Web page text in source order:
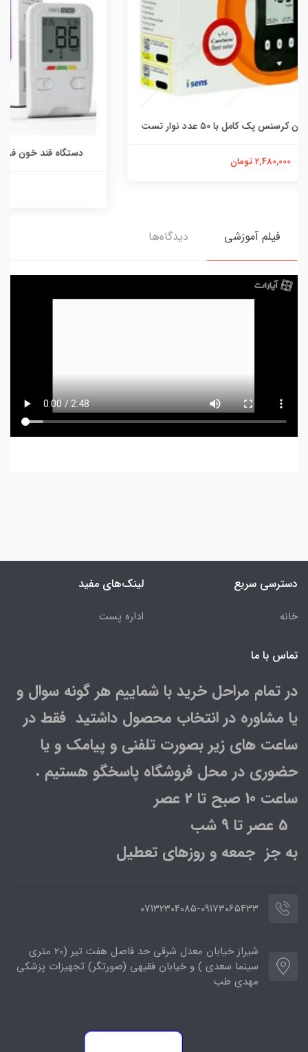
فیلم آموزشی دیدگاه‌ها
دسترسی سریع
خانه
لینک‌های مفید
اداره پست
تماس با ما
در تمام مراحل خرید با شماییم هر گونه سوال و
یا مشاوره در انتخاب محصول داشتید فقط در
ساعت های زیر بصورت تلفنی و پیامک و یا
حضوری در محل فروشگاه پاسخگو هستیم .
ساعت 10 صبح تا 2 عصر
به جز جمعه و روزهای تعطیل
07132304085-09173065433
شیراز خیابان معدل شرقی حد فاصل هفت تیر (20 متری
سینما سعدی ) و خیابان فقیهی (صورتگر) تجهیزات پزشکی
مهدی طب